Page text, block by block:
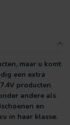
maar u komt
een extra
producten
andere als
en
in haar klasse.